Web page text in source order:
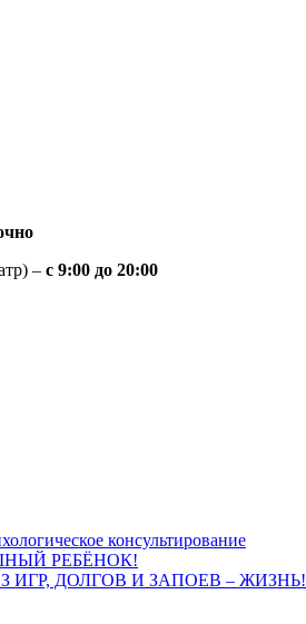
– с 9:00 до 20:00
консультирование
РЕБЁНОК!
ИГР, ДОЛГОВ И ЗАПОЕВ – ЖИЗНЬ!